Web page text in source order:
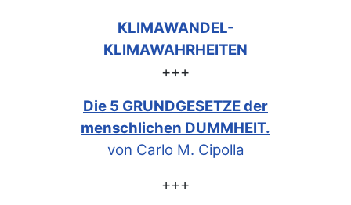
KLIMAWANDEL-
KLIMAWAHRHEITEN
+++
Die 5 GRUNDGESETZE der
menschlichen DUMMHEIT.
von Carlo M. Cipolla
+++